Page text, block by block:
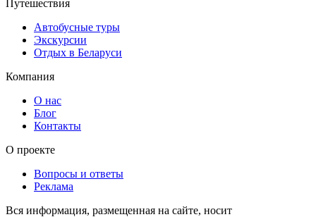
Путешествия
Автобусные туры
Экскурсии
Отдых в Беларуси
Компания
О нас
Блог
Контакты
О проекте
Вопросы и ответы
Реклама
Вся информация, размещенная на сайте, носит